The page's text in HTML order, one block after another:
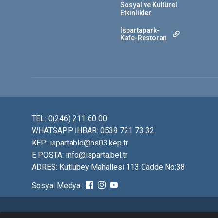
Sosyal ve Kültürel
Etkinlikler
Ispartapark-
Kafe-Restoran
TEL: 0(246) 211 60 00
WHATSAPP İHBAR: 0539 721 73 32
KEP: ispartabld@hs03.kep.tr
E POSTA: info@isparta.bel.tr
ADRES: Kutlubey Mahallesi 113 Cadde No:38
Sosyal Medya :